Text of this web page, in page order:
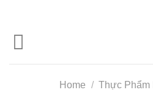
content
Home / Thực Phẩm